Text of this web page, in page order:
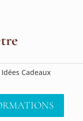
Idées Cadeaux